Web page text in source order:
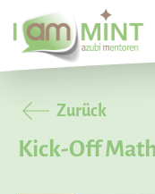
I
am
Mint
mentoren
Zurück
Kick-Off